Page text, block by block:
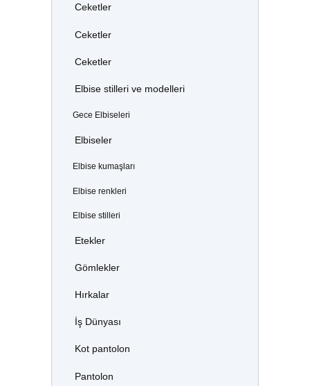
Ceketler
Ceketler
Ceketler
Elbise stilleri ve modelleri
Gece Elbiseleri
Elbiseler
Elbise kumaşları
Elbise renkleri
Elbise stilleri
Etekler
Gömlekler
Hırkalar
İş Dünyası
Kot pantolon
Pantolon